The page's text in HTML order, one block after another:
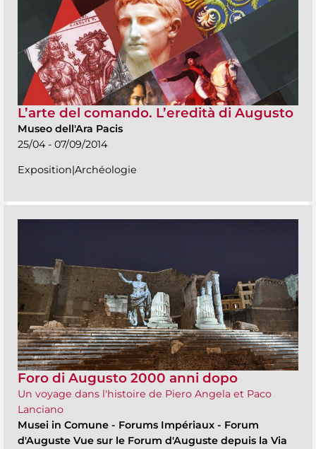
L’arte del comando. L’eredità di Augusto
Museo dell'Ara Pacis
25/04 - 07/09/2014
Exposition|Archéologie
Foro di Augusto 2000 anni dopo
Un voyage dans l'histoire de Piero Angela et Paco
Lanciano
Musei in Comune - Forums Impériaux - Forum
d'Auguste Vue sur le Forum d'Auguste depuis la Via